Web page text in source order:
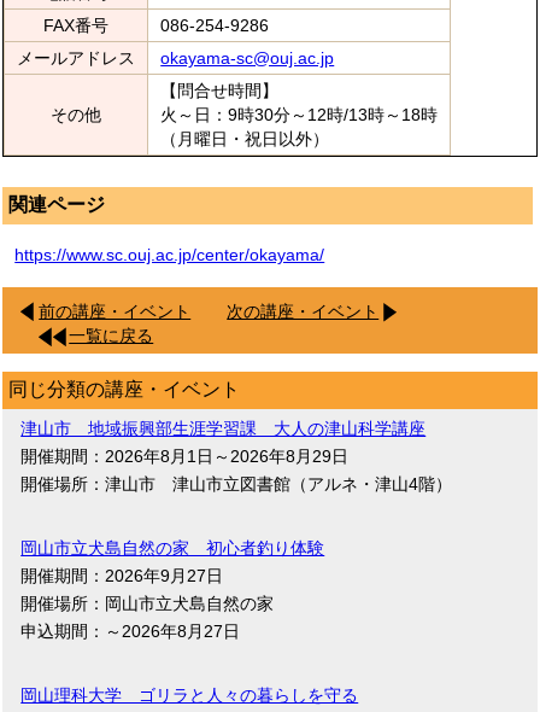
FAX番号
086-254-9286
メールアドレス
okayama-sc@ouj.ac.jp
その他
【問合せ時間】
火～日：9時30分～12時/13時～18時
（月曜日・祝日以外）
関連ページ
https://www.sc.ouj.ac.jp/center/okayama/
前の講座・イベント
次の講座・イベント
一覧に戻る
同じ分類の講座・イベント
津山市 地域振興部生涯学習課 大人の津山科学講座
開催期間：2026年8月1日～2026年8月29日
開催場所：津山市 津山市立図書館（アルネ・津山4階）
岡山市立犬島自然の家 初心者釣り体験
開催期間：2026年9月27日
開催場所：岡山市立犬島自然の家
申込期間：～2026年8月27日
岡山理科大学 ゴリラと人々の暮らしを守る